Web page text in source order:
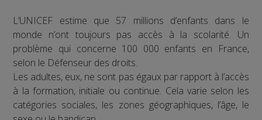
L’UNICEF estime que 57 millions d’enfants dans le
monde n’ont toujours pas accès à la scolarité. Un
problème qui concerne 100 000 enfants en France,
selon le Défenseur des droits.
Les adultes, eux, ne sont pas égaux par rapport à l’accès
à la formation, initiale ou continue. Cela varie selon les
catégories sociales, les zones géographiques, l’âge, le